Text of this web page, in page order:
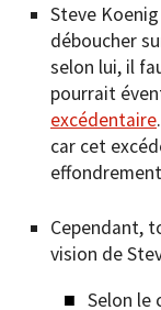
Steve
déboucher
selon lui, il
pourrait
excédentaire
car cet
Cependant,
vision de
Selon le